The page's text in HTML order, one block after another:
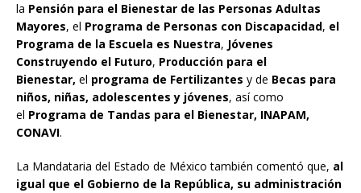
la Pensión para el Bienestar de las Personas Adultas
Mayores, el Programa de Personas con Discapacidad, el
Programa de la Escuela es Nuestra, Jóvenes
Construyendo el Futuro, Producción para el
Bienestar, el programa de Fertilizantes y de Becas para
niños, niñas, adolescentes y jóvenes, así como
el Programa de Tandas para el Bienestar, INAPAM,
CONAVI.
La Mandataria del Estado de México también comentó que, al
igual que el Gobierno de la República, su administración